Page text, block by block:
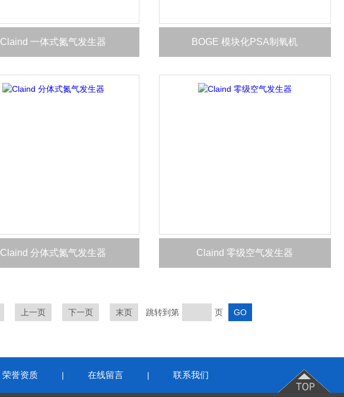
Claind 一体式氮气发生器 BOGE 模块化PSA制氧机
Claind 分体式氮气发生器 Claind 零级空气发生器
上一页 下一页 末页 跳转到第 页
荣誉资质 | 在线留言 | 联系我们